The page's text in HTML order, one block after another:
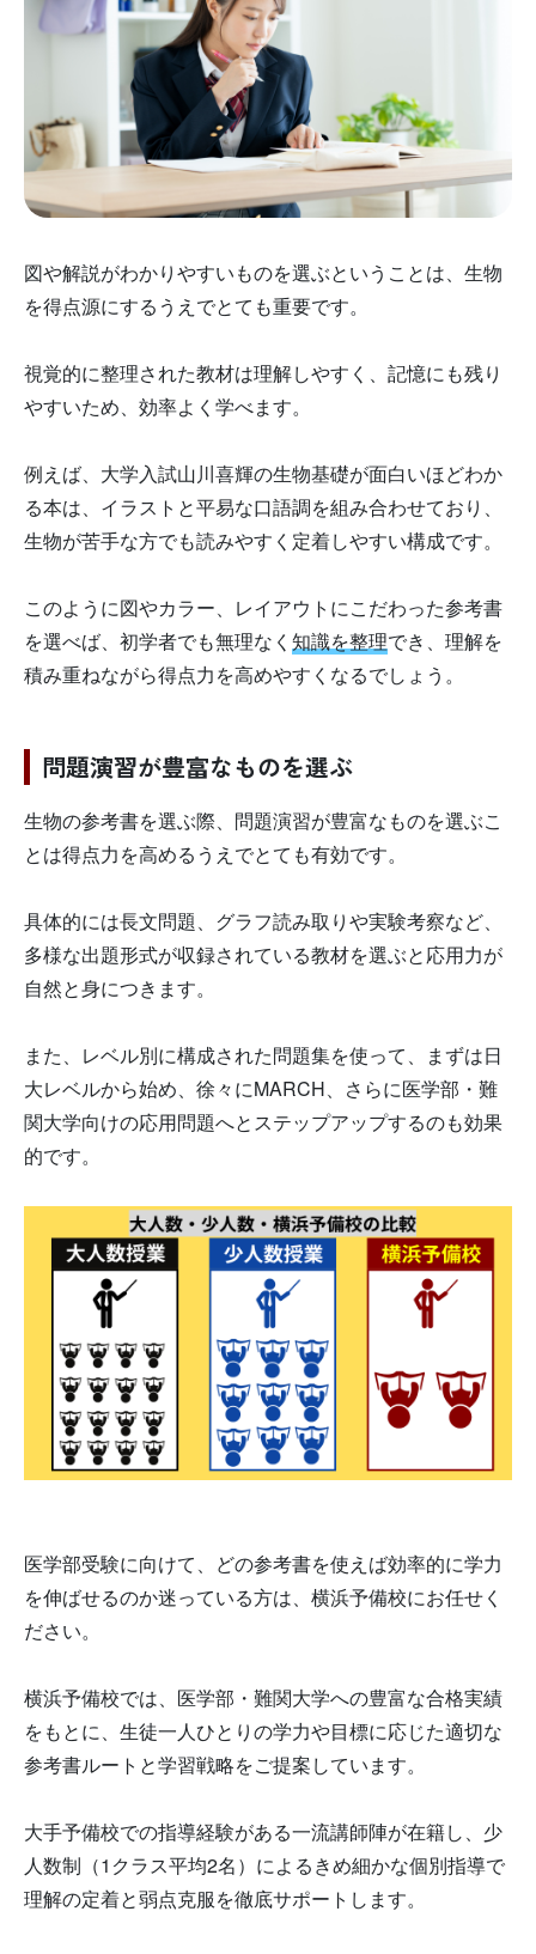
図や解説がわかりやすいものを選ぶということは、生物
を得点源にするうえでとても重要です。
視覚的に整理された教材は理解しやすく、記憶にも残り
やすいため、効率よく学べます。
例えば、大学入試山川喜輝の生物基礎が面白いほどわか
る本は、イラストと平易な口語調を組み合わせており、
生物が苦手な方でも読みやすく定着しやすい構成です。
このように図やカラー、レイアウトにこだわった参考書
を選べば、初学者でも無理なく 知識を整理でき、理解を
積み重ねながら得点力を高めやすくなるでしょう。
問題演習が豊富なものを選ぶ
生物の参考書を選ぶ際、問題演習が豊富なものを選ぶこ
とは得点力を高めるうえでとても有効です。
具体的には長文問題、グラフ読み取りや実験考察など、
多様な出題形式が収録されている教材を選ぶと応用力が
自然と身につきます。
また、レベル別に構成された問題集を使って、まずは日
大レベルから始め、徐々にMARCH、さらに医学部・難
関大学向けの応用問題へとステップアップするのも効果
的です。
医学部受験に向けて、どの参考書を使えば効率的に学力
を伸ばせるのか迷っている方は、横浜予備校にお任せく
ださい。
横浜予備校では、医学部・難関大学への豊富な合格実績
をもとに、生徒一人ひとりの学力や目標に応じた適切な
参考書ルートと学習戦略をご提案しています。
大手予備校での指導経験がある一流講師陣が在籍し、少
人数制（1クラス平均2名）によるきめ細かな個別指導で
理解の定着と弱点克服を徹底サポートします。